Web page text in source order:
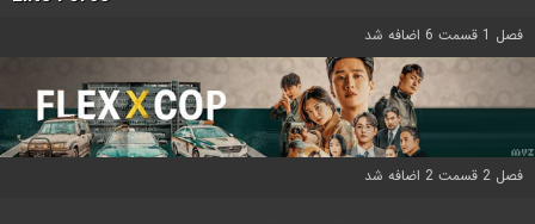
فصل 1 قسمت 6 اضافه شد
فصل 2 قسمت 2 اضافه شد